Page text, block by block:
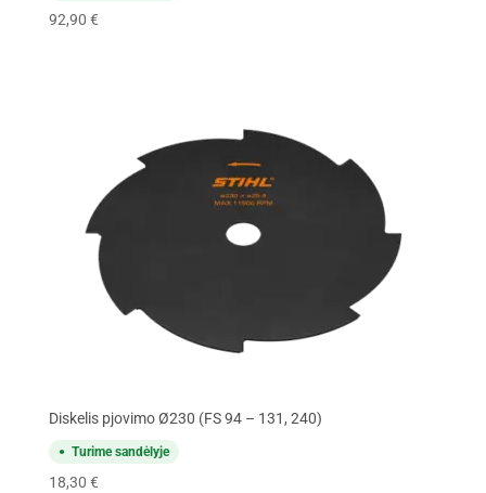
92,90 €
Diskelis pjovimo Ø230 (FS 94 – 131, 240)
Turime sandėlyje
18,30 €